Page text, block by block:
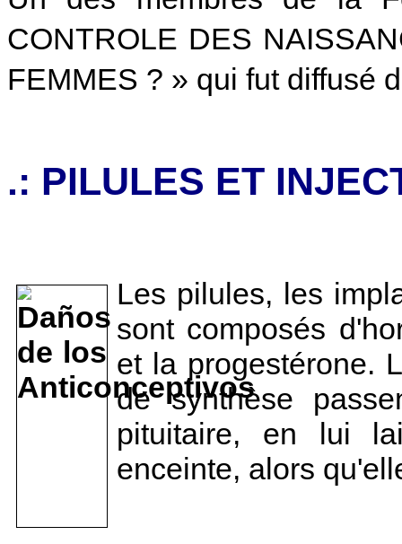
CONTROLE DES
FEMMES ? » qui fut diffusé
.: PILULES ET
Les pilules, les
sont composés
et la progestérone.
de synthèse
pituitaire, en lui
enceinte, alors